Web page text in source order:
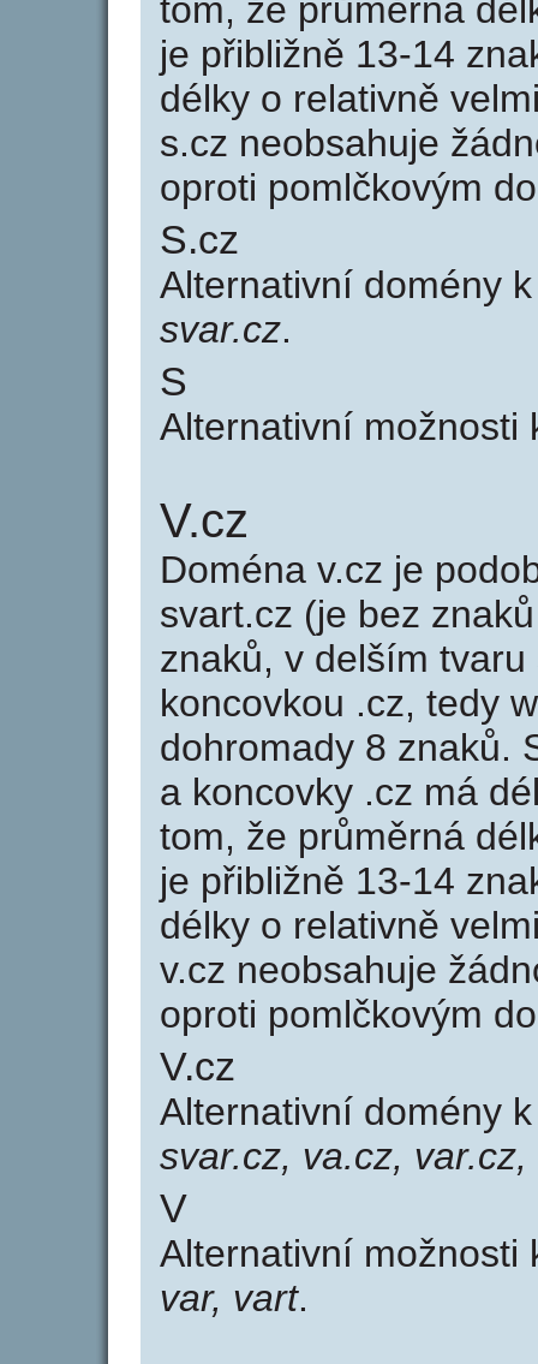
tom, že průměrná
je přibližně 13-14
délky o relativně
s.cz neobsahuje
oproti pomlčkovým
S.cz
Alternativní domény
svar.cz.
S
Alternativní možnosti
V.cz
Doména v.cz je
svart.cz (je bez
znaků, v delším
koncovkou .cz, tedy
dohromady 8 znaků.
a koncovky .cz má
tom, že průměrná
je přibližně 13-14
délky o relativně
v.cz neobsahuje
oproti pomlčkovým
V.cz
Alternativní domény
svar.cz, va.cz,
V
Alternativní možnosti
var, vart.